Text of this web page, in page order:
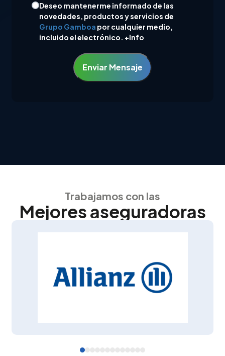
Deseo mantenerme informado de las
novedades, productos y servicios de
Grupo Gamboa por cualquier medio,
incluido el electrónico. +Info
Enviar Mensaje
Trabajamos con las
Mejores aseguradoras